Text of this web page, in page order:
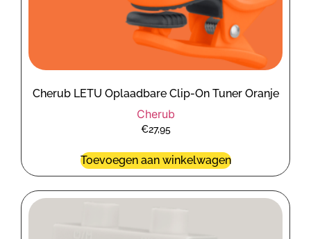
Cherub LETU Oplaadbare Clip-On Tuner Oranje
Cherub
€27,95
Toevoegen aan winkelwagen